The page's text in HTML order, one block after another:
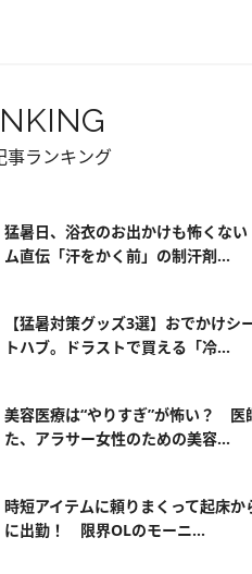
事ランキング
猛暑日、浴衣のお出かけも怖くな
ム直伝「汗をかく前」の制汗剤...
【猛暑対策グッズ3選】おでかけシ
トハブ。ドラストで買える「冷...
美容医療は“やりすぎ”が怖い？ 医
た、アラサー女性のための美容...
時短アイテムに頼りまくって起床か
に出勤！ 限界OLのモーニ...